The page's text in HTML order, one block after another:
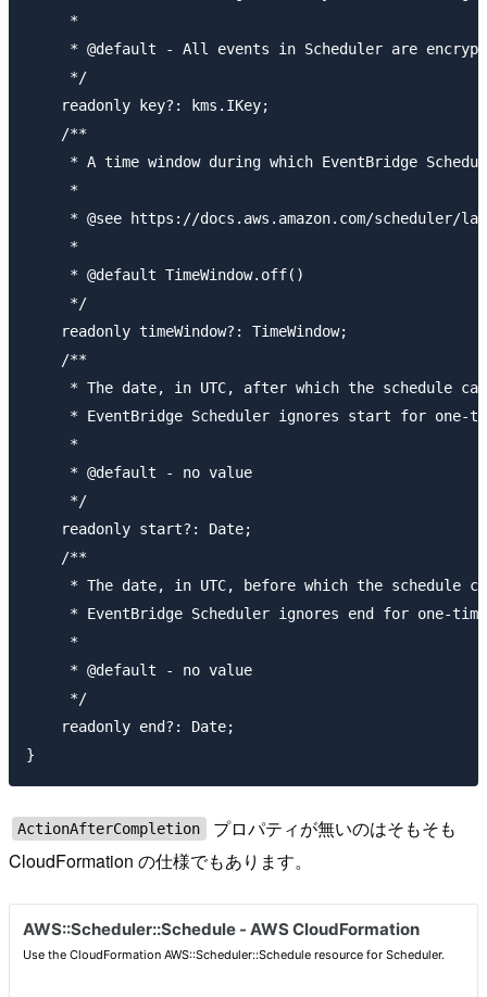
     *
* @default - All events in Scheduler are
     */
    readonly key?: kms.IKey;
    /**
* A time window during which EventBridge
     *
* @see https://docs.aws.amazon.com/scheduler/
     *
     * @default TimeWindow.off()
     */
    readonly timeWindow?: TimeWindow;
    /**
* The date, in UTC, after which the schedule
* EventBridge Scheduler ignores start for one-
     *
     * @default - no value
     */
    readonly start?: Date;
    /**
* The date, in UTC, before which the schedule
* EventBridge Scheduler ignores end for one-
     *
     * @default - no value
     */
    readonly end?: Date;
ActionAfterCompletion
プロパティが無いのはそもそも
CloudFormation の仕様でもあります。